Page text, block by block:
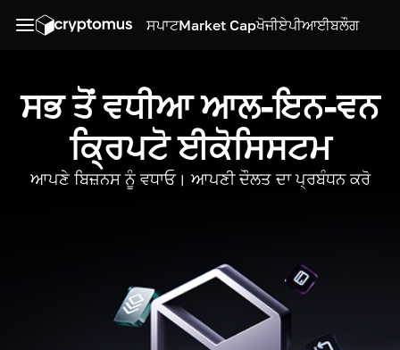
ਸਪਾਟMarket Capਖੋਜੀਏਪੀਆਈਬਲੌਗ
ਸਭ ਤੋਂ ਵਧੀਆ ਆਲ-ਇਨ-ਵਨ
ਕ੍ਰਿਪਟੋ ਈਕੋਸਿਸਟਮ
ਆਪਣੇ ਬਿਜ਼ਨਸ ਨੂੰ ਵਧਾਓ। ਆਪਣੀ ਦੌਲਤ ਦਾ ਪ੍ਰਬੰਧਨ ਕਰੋ